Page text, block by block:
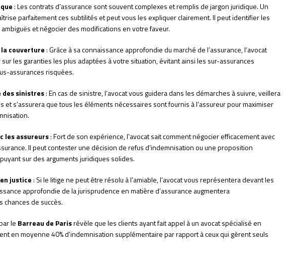
: Les contrats d’assurance sont souvent complexes et remplis de jargon juridique. Un
parfaitement ces subtilités et peut vous les expliquer clairement. Il peut identifier les
et négocier des modifications en votre faveur.
couverture: Grâce à sa connaissance approfondie du marché de l’assurance, l’avocat
les garanties les plus adaptées à votre situation, évitant ainsi les sur-assurances
assurances risquées.
des sinistres: En cas de sinistre, l’avocat vous guidera dans les démarches à suivre, veillera
et s’assurera que tous les éléments nécessaires sont fournis à l’assureur pour maximiser
les assureurs: Fort de son expérience, l’avocat sait comment négocier efficacement avec
Il peut contester une décision de refus d’indemnisation ou une proposition
sur des arguments juridiques solides.
justice: Si le litige ne peut être résolu à l’amiable, l’avocat vous représentera devant les
approfondie de la jurisprudence en matière d’assurance augmentera
chances de succès.
le Barreau de Parisrévèle que les clients ayant fait appel à un avocat spécialisé en
en moyenne 40% d’indemnisation supplémentaire par rapport à ceux qui gèrent seuls